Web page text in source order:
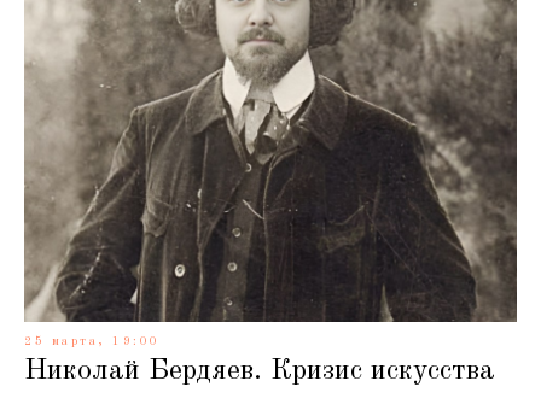
25 марта, 19:00
Николай Бердяев. Кризис искусства